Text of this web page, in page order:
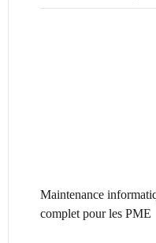
Maintenance
complet pour les PME